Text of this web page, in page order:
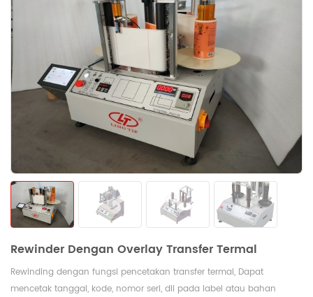
Rewinder Dengan Overlay Transfer Termal
Rewinding dengan fungsi pencetakan transfer termal, Dapat
mencetak tanggal, kode, nomor seri, dll pada label atau bahan